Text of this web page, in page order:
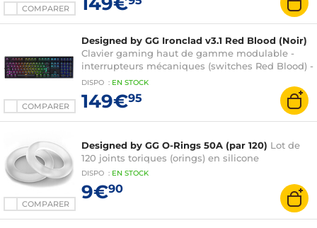
COMPARER
COMPARER
Designed by GG Ironclad v3.1 Red Blood (Noir)
Clavier gaming haut de gamme modulable -
interrupteurs mécaniques (switches Red Blood) -
touches doubleshot - rétro-éclairage RGB -
AZERTY, Français
DISPO : EN STOCK
149€95
COMPARER
Designed by GG O-Rings 50A (par 120) Lot de
120 joints toriques (orings) en silicone
DISPO : EN STOCK
9€90